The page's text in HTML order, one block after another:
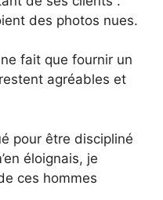
des photos nues.
fait que fournir un
agréables et
pour être discipliné
éloignais, je
ces hommes